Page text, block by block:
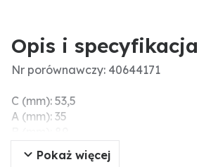
Opis i specyfikacja
Nr porównawczy: 40644171
C (mm): 53,5
A (mm): 35
Wersja: D: rura-Ø 19 mm, F: otwór-Ø 10
Dodatkowe informacje: w zestawie
Pokaż więcej